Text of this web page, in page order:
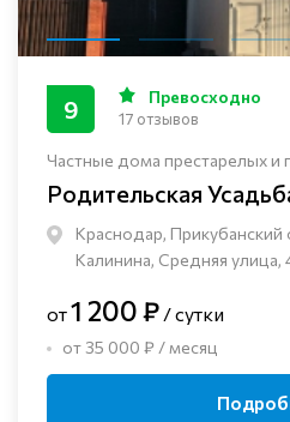
Частные дома престарелых и
Родительская
Краснодар,
Калинина, Средняя улица,
9 Превосходно
17 отзывов
от1 200 ₽ / сутки
от 35 000 ₽ / месяц